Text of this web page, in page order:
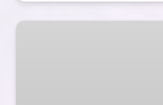
Tour